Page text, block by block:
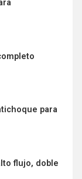
para
flujo, doble